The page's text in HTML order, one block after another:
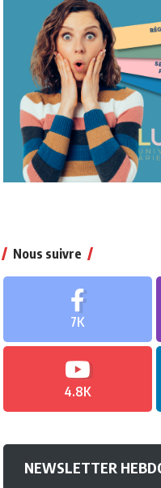
Nous suivre
7K
4.8K
NEWSLETTER